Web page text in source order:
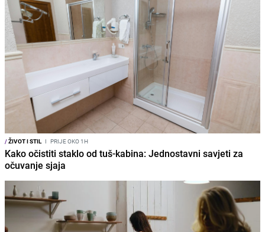
/ŽIVOT I STIL I PRIJE OKO 1H
Kako očistiti staklo od tuš-kabina: Jednostavni savjeti za
očuvanje sjaja